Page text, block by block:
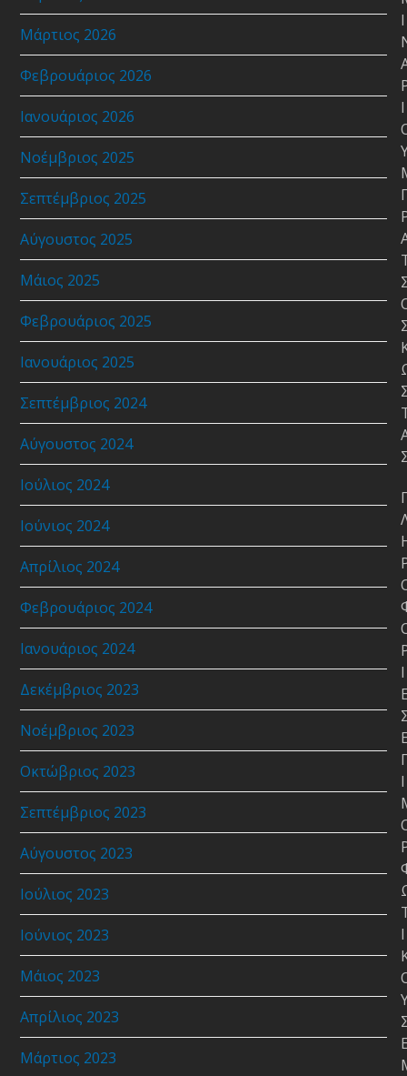
Μάρτιος 2026
Φεβρουάριος 2026
Ιανουάριος 2026
Νοέμβριος 2025
Σεπτέμβριος 2025
Αύγουστος 2025
Μάιος 2025
Φεβρουάριος 2025
Ιανουάριος 2025
Σεπτέμβριος 2024
Αύγουστος 2024
Ιούλιος 2024
Ιούνιος 2024
Απρίλιος 2024
Φεβρουάριος 2024
Ιανουάριος 2024
Δεκέμβριος 2023
Νοέμβριος 2023
Οκτώβριος 2023
Σεπτέμβριος 2023
Αύγουστος 2023
Ιούλιος 2023
Ιούνιος 2023
Μάιος 2023
Απρίλιος 2023
Μάρτιος 2023
Ι
Ι
Ι
Ι
Ι